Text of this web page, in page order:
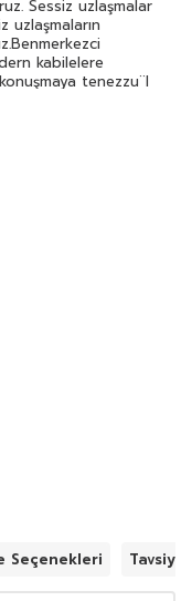
Sessiz uzlaşmalar
uzlaşmaların
kabilelere
tenezzu¨l
Modernler
bizler de
Seçenekleri